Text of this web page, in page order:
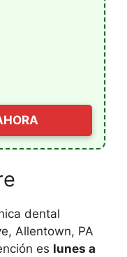
dental
Allentown, PA
es lunes a